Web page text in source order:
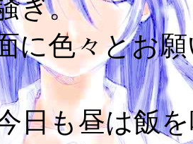
ぎ。
に色々とお
日も昼は飯